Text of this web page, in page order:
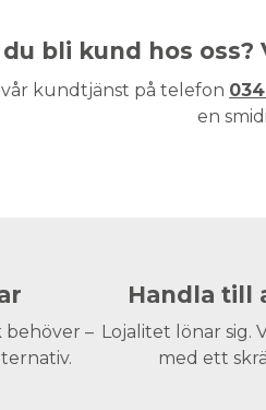
bli kund hos
kundtjänst på telefon
en
–
Handla till
Lojalitet lönar sig.
med ett